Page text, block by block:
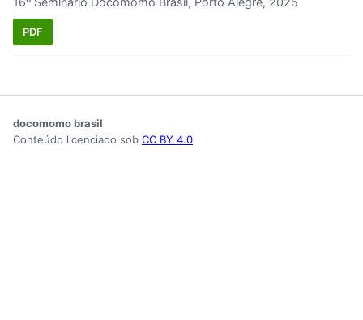
PDF
docomomo brasil
Conteúdo licenciado sob CC BY 4.0